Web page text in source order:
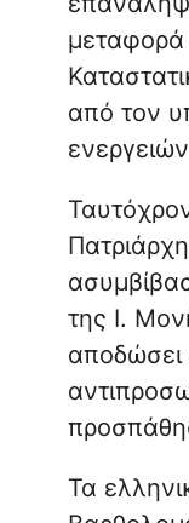
μεταφορά
από τον
της Ι.
αποδώσει
Τα